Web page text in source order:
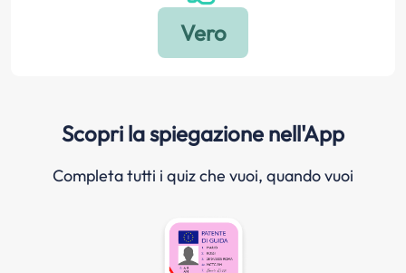
Scopri la spiegazione nell'App
Completa tutti i quiz che vuoi, quando vuoi